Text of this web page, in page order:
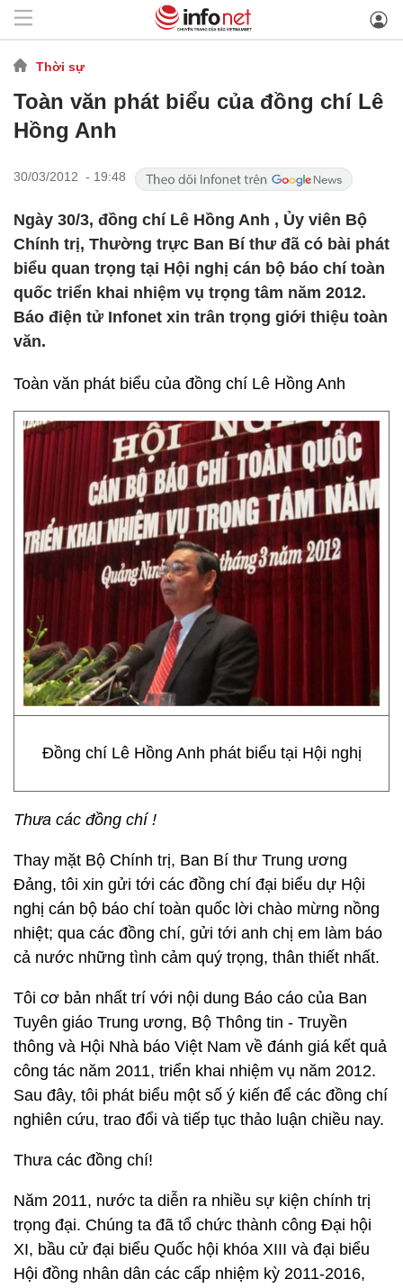
Thời sự
Toàn văn phát biểu của đồng chí Lê
Hồng Anh
30/03/2012 - 19:48
Ngày 30/3, đồng chí Lê Hồng Anh , Ủy viên Bộ
Chính trị, Thường trực Ban Bí thư đã có bài phát
biểu quan trọng tại Hội nghị cán bộ báo chí toàn
quốc triển khai nhiệm vụ trọng tâm năm 2012.
Báo điện tử Infonet xin trân trọng giới thiệu toàn
văn.
Toàn văn phát biểu của đồng chí Lê Hồng Anh
Đồng chí Lê Hồng Anh phát biểu tại Hội nghị
Thưa các đồng chí !
Thay mặt Bộ Chính trị, Ban Bí thư Trung ương
Đảng, tôi xin gửi tới các đồng chí đại biểu dự Hội
nghị cán bộ báo chí toàn quốc lời chào mừng nồng
nhiệt; qua các đồng chí, gửi tới anh chị em làm báo
cả nước những tình cảm quý trọng, thân thiết nhất.
Tôi cơ bản nhất trí với nội dung Báo cáo của Ban
Tuyên giáo Trung ương, Bộ Thông tin - Truyền
thông và Hội Nhà báo Việt Nam về đánh giá kết quả
công tác năm 2011, triển khai nhiệm vụ năm 2012.
Sau đây, tôi phát biểu một số ý kiến để các đồng chí
nghiên cứu, trao đổi và tiếp tục thảo luận chiều nay.
Thưa các đồng chí!
Năm 2011, nước ta diễn ra nhiều sự kiện chính trị
trọng đại. Chúng ta đã tổ chức thành công Đại hội
XI, bầu cử đại biểu Quốc hội khóa XIII và đại biểu
Hội đồng nhân dân các cấp nhiệm kỳ 2011-2016,